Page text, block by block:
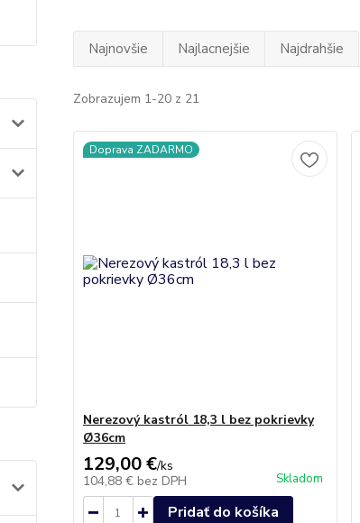
Najnovšie Najlacnejšie Najdrahšie
Zobrazujem 1-20 z 21
Doprava ZADARMO
Nerezový kastról 18,3 l bez pokrievky
Ø36cm
129,00 €/ks
104,88 € bez DPH Skladom
Pridať do košíka